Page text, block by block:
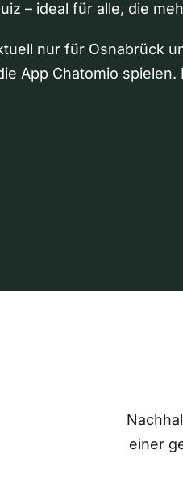
– ideal für alle, die
nur für Osnabrück
App Chatomio
einer